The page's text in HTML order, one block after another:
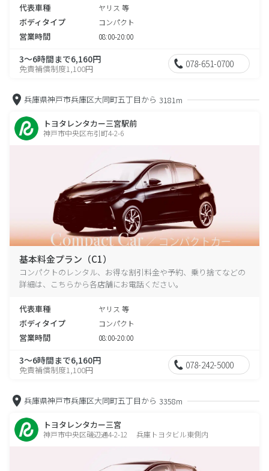
代表車種 ヤリス 等
ボディタイプ コンパクト
営業時間 08:00-20:00
3～6時間まで6,160円
免責補償制度1,100円 078-651-0700
兵庫県神戸市兵庫区大同町五丁目から 3181m
トヨタレンタカー三宮駅前
神戸市中央区布引町4-2-6
基本料金プラン（C1）
コンパクトのレンタル、お得な割引料金や予約、乗り捨てなどの
詳細は、こちらから各店舗にお電話ください。
代表車種 ヤリス 等
ボディタイプ コンパクト
営業時間 08:00-20:00
3～6時間まで6,160円
免責補償制度1,100円 078-242-5000
兵庫県神戸市兵庫区大同町五丁目から 3358m
トヨタレンタカー三宮
神戸市中央区磯辺通4-2-12 兵庫トヨタビル東側内